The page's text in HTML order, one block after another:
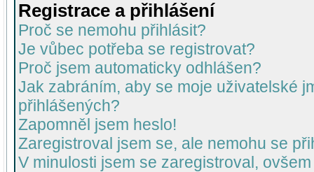
Registrace a přihlášení
Proč se nemohu přihlásit?
Je vůbec potřeba se registrovat?
Proč jsem automaticky odhlášen?
Jak zabráním, aby se moje uživatelské
přihlášených?
Zapomněl jsem heslo!
Zaregistroval jsem se, ale nemohu se
V minulosti jsem se zaregistroval,